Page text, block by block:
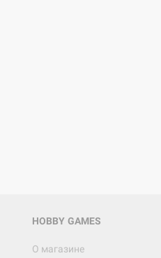
HOBBY GAMES
О магазине